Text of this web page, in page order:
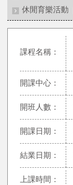
休閒育樂活動
課程名稱：
開課中心：
開班人數：
開課日期：
結業日期：
上課時間：